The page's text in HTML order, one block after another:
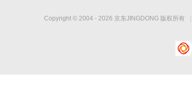
Copyright © 2004 - 2026 京东JINGDONG 版权所有